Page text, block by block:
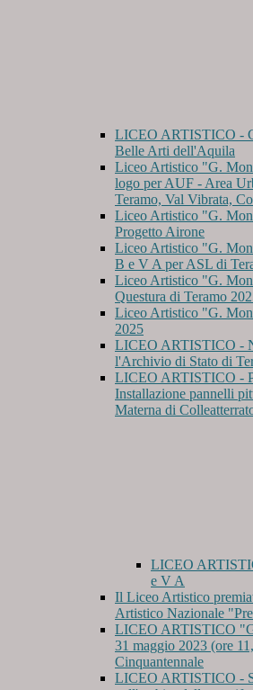
LICEO ARTISTICO -
Belle Arti dell'Aquila
Liceo Artistico "G.
logo per AUF - Area
Teramo, Val Vibrata,
Liceo Artistico "G.
Progetto Airone
Liceo Artistico "G.
B e V A per ASL di
Liceo Artistico "G.
Questura di Teramo
Liceo Artistico "G.
2025
LICEO ARTISTICO -
l'Archivio di Stato di
LICEO ARTISTICO -
Installazione pannelli
Materna di
LICEO
e V A
Il Liceo Artistico
Artistico Nazionale
LICEO ARTISTICO
31 maggio 2023 (ore
Cinquantennale
LICEO ARTISTICO -